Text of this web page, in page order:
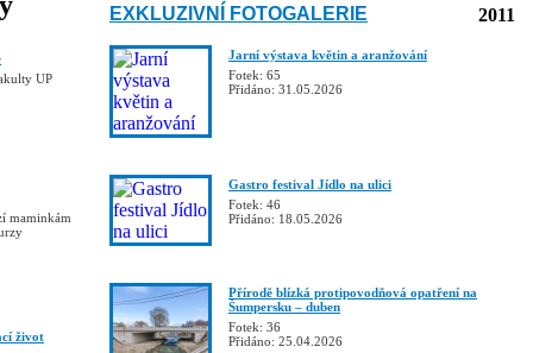
UP
maminkám
život
EXKLUZIVNÍ FOTOGALERIE
Jarní výstava květin a aranžování
Fotek: 65
Přidáno: 31.05.2026
Gastro festival Jídlo na ulici
Fotek: 46
Přidáno: 18.05.2026
Přírodě blízká protipovodňová opatření na
Šumpersku – duben
Fotek: 36
Přidáno: 25.04.2026
2011